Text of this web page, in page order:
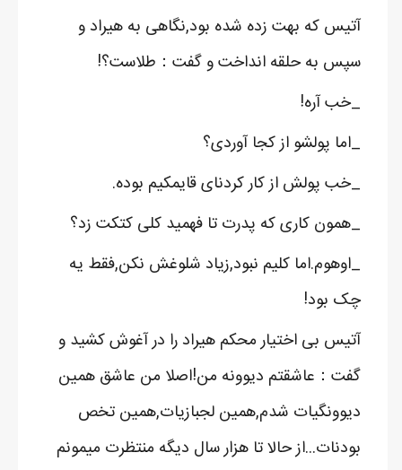
آتیس که بهت زده شده بود,نگاهی به هیراد و
سپس به حلقه انداخت و گفت：طلاست؟!
_خب آره!
_اما پولشو از کجا آوردی؟
_خب پولش از کار کردنای قایمکیم بوده.
_همون کاری که پدرت تا فهمید کلی کتکت زد؟
_اوهوم.اما کلیم نبود,زیاد شلوغش نکن,فقط یه
چک بود!
آتیس بی اختیار محکم هیراد را در آغوش کشید و
گفت：عاشقتم دیوونه من!اصلا من عاشق همین
دیوونگیات شدم,همین لجبازیات,همین تخص
بودنات...از حالا تا هزار سال دیگه منتظرت میمونم